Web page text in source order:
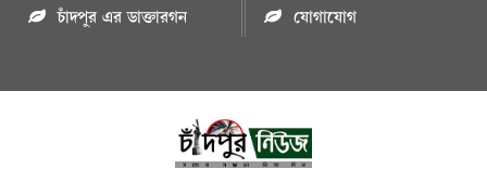
চাঁদপুর এর ডাক্তারগন
যোগাযোগ